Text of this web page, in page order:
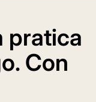
pratica
Con